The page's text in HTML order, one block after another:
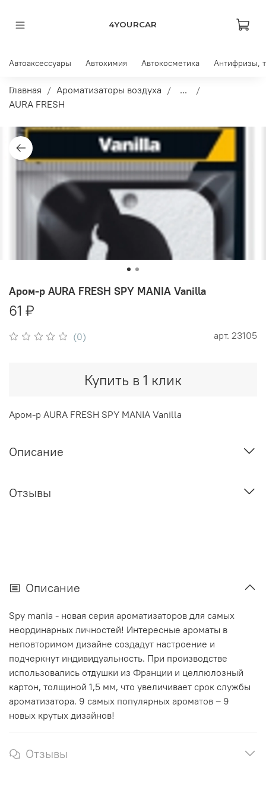
4YOURCAR
Автоаксессуары Автохимия Автокосметика Антифризы,
Главная Ароматизаторы воздуха
...
AURA FRESH
(0) арт. 23105
Аром-р AURA FRESH SPY MANIA Vanilla
61 ₽
Купить в 1 клик
Аром-р AURA FRESH SPY MANIA Vanilla
Описание
Отзывы
Описание
Spy mania - новая серия ароматизаторов для самых
неординарных личностей! Интересные ароматы в
неповторимом дизайне создадут настроение и
подчеркнут индивидуальность. При производстве
использовались отдушки из Франции и целлюлозный
картон, толщиной 1,5 мм, что увеличивает срок службы
ароматизатора. 9 самых популярных ароматов – 9
новых крутых дизайнов!
Отзывы